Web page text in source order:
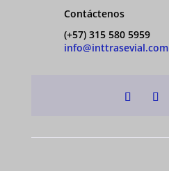
Contáctenos
(+57) 315 580 5959
info@inttrasevial.com